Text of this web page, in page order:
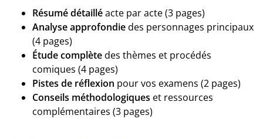
Résumé détailléacte par acte (3 pages)
Analyse approfondiedes personnages principaux
(4 pages)
Étude complètedes thèmes et procédés
comiques (4 pages)
Pistes de réflexion pour vos examens (2 pages)
Conseils méthodologiques et ressources
complémentaires (3 pages)